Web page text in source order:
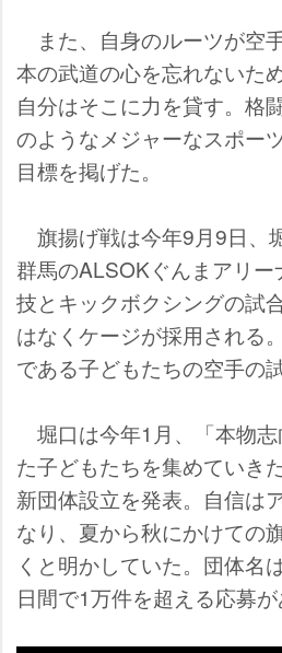
また、自身のルーツが空
本の武道の心を忘れないた
自分はそこに力を貸す。格
のようなメジャーなスポー
目標を掲げた。
旗揚げ戦は今年9月9日、
群馬のALSOKぐんまアリ
技とキックボクシングの試
はなくケージが採用される
である子どもたちの空手の
堀口は今年1月、「本物
た子どもたちを集めていき
新団体設立を発表。自信は
なり、夏から秋にかけての
くと明かしていた。団体名
日間で1万件を超える応募が